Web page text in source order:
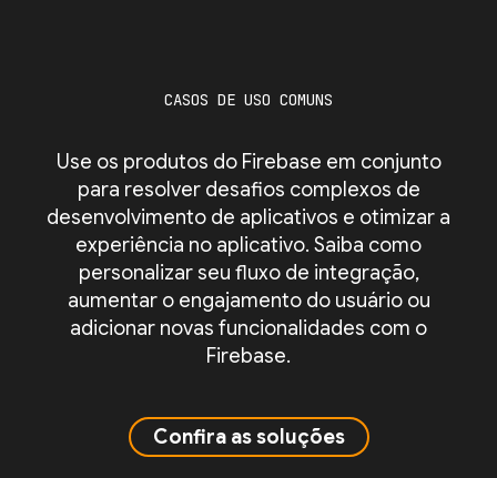
CASOS DE USO COMUNS
Use os produtos do Firebase em conjunto
para resolver desafios complexos de
desenvolvimento de aplicativos e otimizar a
experiência no aplicativo. Saiba como
personalizar seu fluxo de integração,
aumentar o engajamento do usuário ou
adicionar novas funcionalidades com o
Firebase.
Confira as soluções